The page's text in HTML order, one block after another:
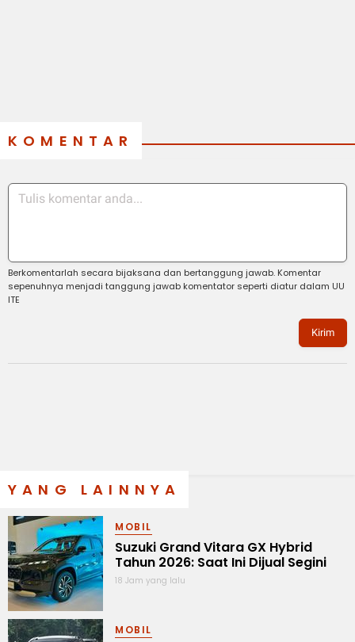
KOMENTAR
Berkomentarlah secara bijaksana dan bertanggung jawab. Komentar
sepenuhnya menjadi tanggung jawab komentator seperti diatur dalam UU
ITE
Kirim
YANG LAINNYA
MOBIL
Suzuki Grand Vitara GX Hybrid
Tahun 2026: Saat Ini Dijual Segini
18 Jam yang lalu
MOBIL